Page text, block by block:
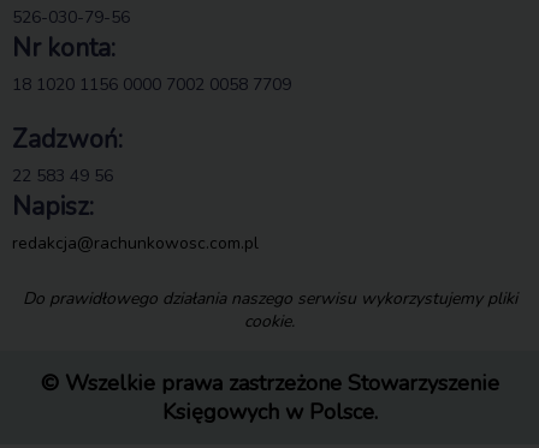
526-030-79-56
Nr konta:
18 1020 1156 0000 7002 0058 7709
Zadzwoń:
22 583 49 56
Napisz:
redakcja@rachunkowosc.com.pl
Do prawidłowego działania naszego serwisu wykorzystujemy pliki
cookie.
© Wszelkie prawa zastrzeżone Stowarzyszenie
Księgowych w Polsce.